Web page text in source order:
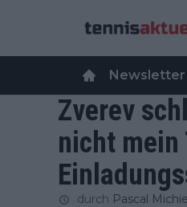
Newsletter
Zverev
nicht mein
durch Pascal